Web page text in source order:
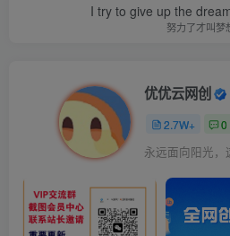
I try to give up the
努力了才叫梦
优优云网创
2.7W+ 0
永远面向阳光，